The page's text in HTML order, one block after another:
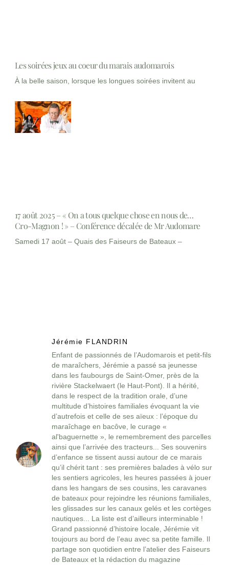
Les soirées jeux au coeur du marais audomarois
À la belle saison, lorsque les longues soirées invitent au
17 août 2025 – « On a tous quelque chose en nous de…
Cro-Magnon ! » – Conférence décalée de Mr Audomare
Samedi 17 août – Quais des Faiseurs de Bateaux –
Jérémie FLANDRIN
Enfant de passionnés de l’Audomarois et petit-fils
de maraîchers, Jérémie a passé sa jeunesse
dans les faubourgs de Saint-Omer, près de la
rivière Stackelwaert (le Haut-Pont). Il a hérité,
dans le respect de la tradition orale, d’une
multitude d’histoires familiales évoquant la vie
d’autrefois et celle de ses aïeux : l’époque du
maraîchage en bacôve, le curage «
al'baguernette », le remembrement des parcelles
ainsi que l’arrivée des tracteurs... Ses souvenirs
d’enfance se tissent aussi autour de ce marais
qu’il chérit tant : ses premières balades à vélo sur
les sentiers agricoles, les heures passées à jouer
dans les hangars de ses cousins, les caravanes
de bateaux pour rejoindre les réunions familiales,
les glissades sur les canaux gelés et les cortèges
nautiques... La liste est d’ailleurs interminable !
Grand passionné d’histoire locale, Jérémie vit
toujours au bord de l’eau avec sa petite famille. Il
partage son quotidien entre l’atelier des Faiseurs
de Bateaux et la rédaction du magazine